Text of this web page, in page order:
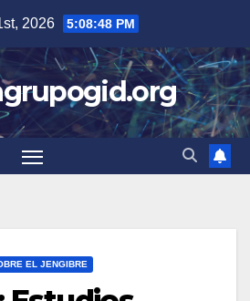
2026 5:08:49 PM
EL JENGIBRE